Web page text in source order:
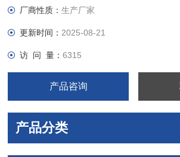
结构紧凑 功能齐全 安装简便-------设备现场
*的技术支持 满足用户的各种要求
厂商性质：生产厂家
更新时间： 2025-08-21
访 问 量：6315
产品咨询
产品分类